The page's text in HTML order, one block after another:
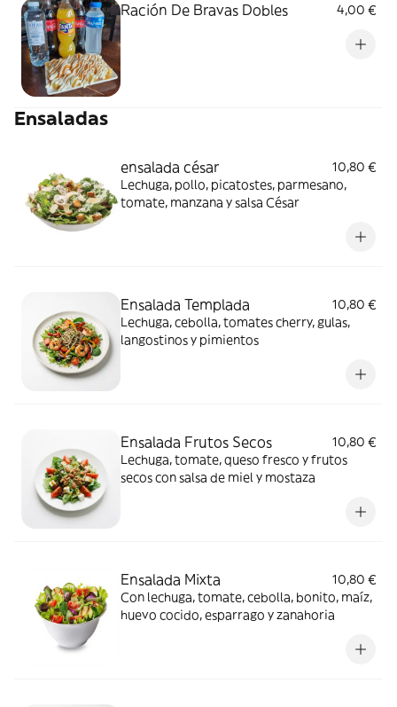
Ración De Bravas Dobles 4,00 €
Ensaladas
ensalada césar
10,80 €
Lechuga, pollo, picatostes, parmesano,
tomate, manzana y salsa César
Ensalada Templada
10,80 €
Lechuga, cebolla, tomates cherry, gulas,
langostinos y pimientos
Ensalada Frutos Secos
10,80 €
Lechuga, tomate, queso fresco y frutos
secos con salsa de miel y mostaza
Ensalada Mixta
10,80 €
Con lechuga, tomate, cebolla, bonito, maíz,
huevo cocido, esparrago y zanahoria